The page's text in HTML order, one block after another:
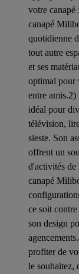
votre
canapé
quotidienne
tout autre
et ses
optimal pour
entre
idéal pour
télévision,
sieste. Son
offrent un
d'activités de
canapé
ce soit
son design
profiter de
le souhaitez,